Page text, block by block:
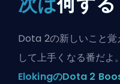
Dota 2の新しいこと覚
して上手くなる番だよ
ElokingのDota 2